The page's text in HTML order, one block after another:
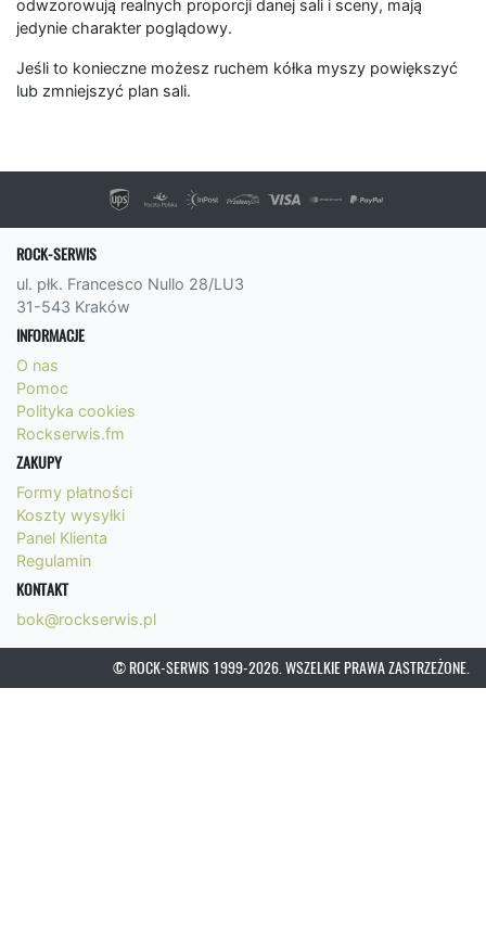
odwzorowują realnych proporcji danej sali i sceny, mają
jedynie charakter poglądowy.
Jeśli to konieczne możesz ruchem kółka myszy powiększyć
lub zmniejszyć plan sali.
ROCK-SERWIS
ul. płk. Francesco Nullo 28/LU3
31-543 Kraków
INFORMACJE
O nas
Pomoc
Polityka cookies
Rockserwis.fm
ZAKUPY
Formy płatności
Koszty wysyłki
Panel Klienta
Regulamin
KONTAKT
bok@rockserwis.pl
© ROCK-SERWIS 1999-2026. WSZELKIE PRAWA ZASTRZEŻONE.